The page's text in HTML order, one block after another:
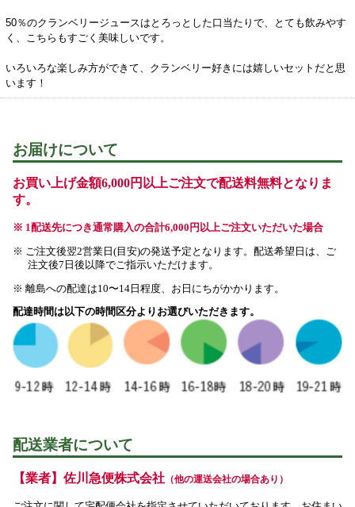
50％のクランベリージュースはとろっとした口当たりで、とても飲みやす
く、こちらもすごく美味しいです。
いろいろな楽しみ方ができて、クランベリー好きには嬉しいセットだと思
います！